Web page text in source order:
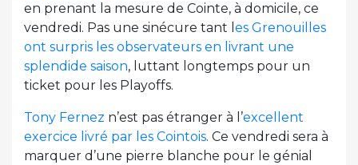
en prenant la mesure de Cointe, à domicile, ce
vendredi. Pas une sinécure tant l es Grenouilles
ont surpris les observateurs en livrant une
splendide saison, luttant longtemps pour un
ticket pour les Playoffs.
Tony Fernez n’est pas étranger à l’excellent
exercice livré par les Cointois. Ce vendredi sera à
marquer d’une pierre blanche pour le génial